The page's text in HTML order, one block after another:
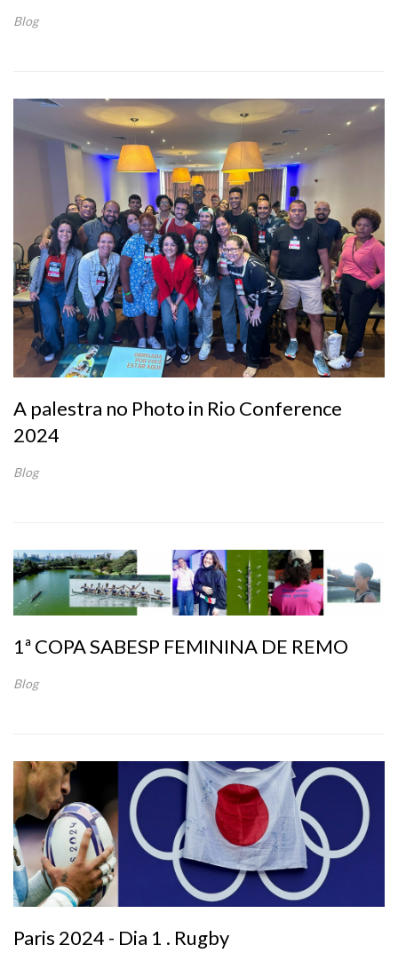
Blog
A palestra no Photo in Rio Conference
2024
Blog
1ª COPA SABESP FEMININA DE REMO
Blog
Paris 2024 - Dia 1 . Rugby